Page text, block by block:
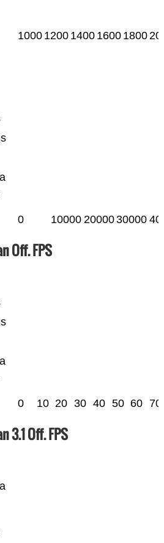
1000 1200 1400 1600 1800
0 10000 2000030000
Off. FPS
0 10 20 30 40 50 60 70
3.1 Off. FPS